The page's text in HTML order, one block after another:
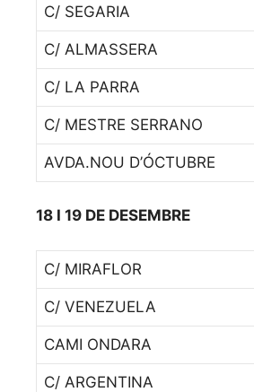
C/ SEGARIA
C/ ALMASSERA
C/ LA PARRA
C/ MESTRE SERRANO
AVDA.NOU D’ÓCTUBRE
18 I 19 DE DESEMBRE
C/ MIRAFLOR
C/ VENEZUELA
CAMI ONDARA
C/ ARGENTINA